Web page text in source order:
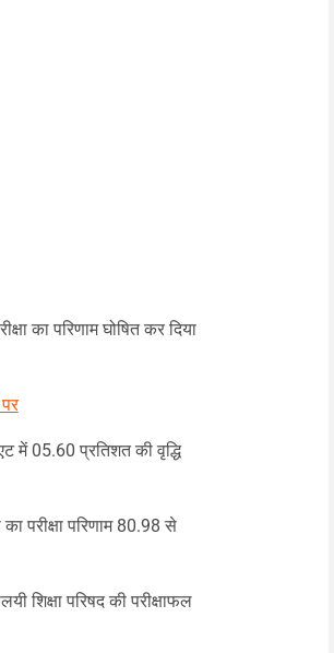
का परिणाम घोषित कर दिया
में 05.60 प्रतिशत की वृद्धि
परीक्षा परिणाम 80.98 से
शिक्षा परिषद की परीक्षाफल